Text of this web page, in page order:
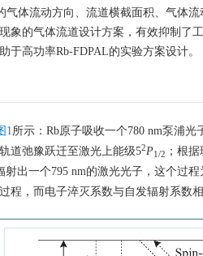
气体流动方向、流道横截面积、气体
象的气体流道设计方案，有效抑制了
于高功率Rb-FDPAL的实验方案设计。
1所示：Rb原子吸收一个780 nm泵浦光
道弛豫跃迁至激光上能级52P1/2
；根
射出一个795 nm的激光光子，这个过
程，而电子淬灭系数与自发辐射系数